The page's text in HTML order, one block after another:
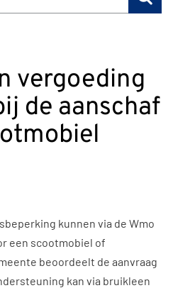
vergoeding
de aanschaf
kunnen via de Wmo
een scootmobiel of
beoordeelt de aanvraag
kan via bruikleen